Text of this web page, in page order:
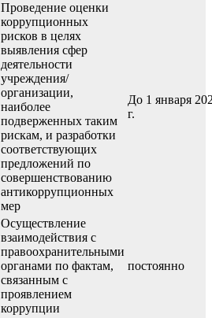
Проведение оценки
коррупционных
рисков в целях
выявления сфер
деятельности
учреждения/
организации,
наиболее
подверженных таким
рискам, и разработки
соответствующих
предложений по
совершенствованию
антикоррупционных
мер
До 1 января
г.
Осуществление
взаимодействия с
правоохранительными
органами по фактам,
связанным с
проявлением
коррупции
постоянно